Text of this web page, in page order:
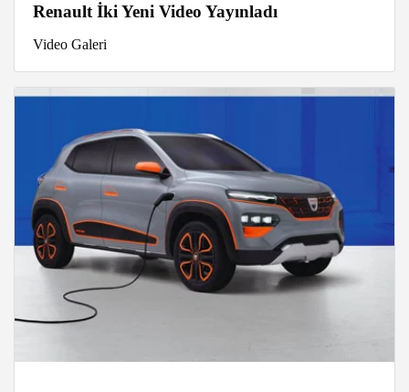
Renault İki Yeni Video Yayınladı
Video Galeri